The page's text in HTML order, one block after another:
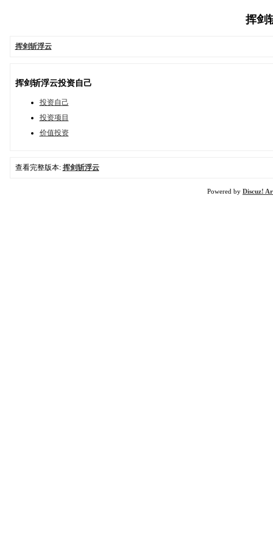
挥剑
挥剑斩浮云
挥剑斩浮云投资自己
投资自己
投资项目
价值投资
查看完整版本: 挥剑斩浮云
Powered by Discuz!